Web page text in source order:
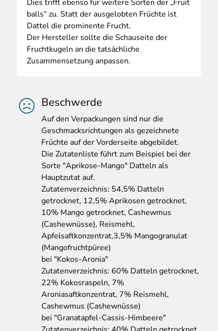
Dies trifft ebenso für weitere Sorten der „Fruit
balls“ zu. Statt der ausgelobten Früchte ist
Dattel die prominente Frucht.
Der Hersteller sollte die Schauseite der
Fruchtkugeln an die tatsächliche
Zusammensetzung anpassen.
Beschwerde
Aufden Verpackungen sind nur die
Geschmacksrichtungen als gezeichnete
Früchte auf der Vorderseite abgebildet.
Die Zutatenliste führt zum Beispiel bei der
Sorte "Aprikose-Mango" Datteln als
Hauptzutat auf.
Zutatenverzeichnis: 54,5% Datteln
getrocknet, 12,5% Aprikosen getrocknet,
10% Mango getrocknet, Cashewmus
(Cashewnüsse), Reismehl,
Apfelsaftkonzentrat,3,5% Mangogranulat
(Mangofruchtpüree)
bei "Kokos-Aronia"
Zutatenverzeichnis: 60% Datteln getrocknet,
22% Kokosraspeln, 7%
Aroniasaftkonzentrat, 7% Reismehl,
Cashewmus (Cashewnüsse)
bei "Granatapfel-Cassis-Himbeere"